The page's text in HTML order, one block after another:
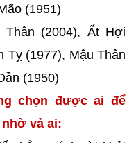
(1951)
(2004), Ất Hợi
Tỵ (1977), Mậu Thân
(1950)
chọn được ai để
vả ai: